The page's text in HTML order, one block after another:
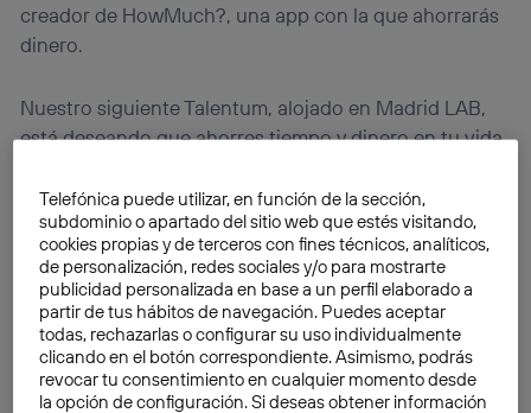
creador de HowMuch?, una app con la que ahorrarás
dinero.
Nuestro siguiente Talentum, alojado en Madrid LAB,
está deseando que ahorres tiempo y dinero en tu vida
proyecto.
¿Nombre, edad, estudios, dónde vives y dónde
trabajas?
Telefónica puede utilizar, en función de la sección,
subdominio o apartado del sitio web que estés visitando,
cookies propias y de terceros con fines técnicos, analíticos,
de personalización, redes sociales y/o para mostrarte
publicidad personalizada en base a un perfil elaborado a
partir de tus hábitos de navegación. Puedes aceptar
todas, rechazarlas o configurar su uso individualmente
clicando en el botón correspondiente. Asimismo, podrás
revocar tu consentimiento en cualquier momento desde
la opción de configuración. Si deseas obtener información